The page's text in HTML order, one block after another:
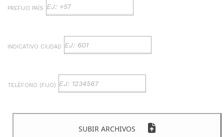
PREFIJO PAÍS
INDICATIVO CIUDAD
TELÉFONO (FIJO)
SUBIR ARCHIVOS